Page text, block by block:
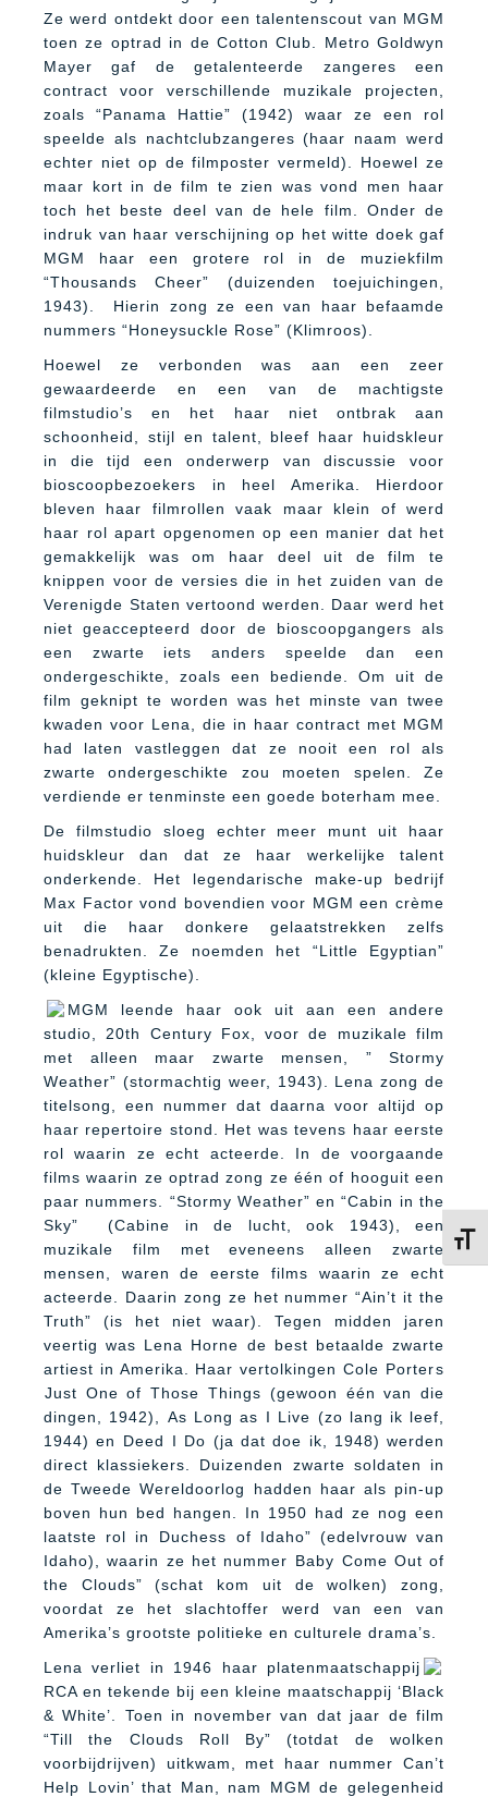
Ze werd ontdekt door een talentenscout van MGM
toen ze optrad in de Cotton Club. Metro Goldwyn
Mayer gaf de getalenteerde zangeres een
contract voor verschillende muzikale projecten,
zoals “Panama Hattie” (1942) waar ze een rol
speelde als nachtclubzangeres (haar naam werd
echter niet op de filmposter vermeld). Hoewel ze
maar kort in de film te zien was vond men haar
toch het beste deel van de hele film. Onder de
indruk van haar verschijning op het witte doek gaf
MGM haar een grotere rol in de muziekfilm
“Thousands Cheer” (duizenden toejuichingen,
1943). Hierin zong ze een van haar befaamde
nummers “Honeysuckle Rose” (Klimroos).
Hoewel ze verbonden was aan een zeer
gewaardeerde en een van de machtigste
filmstudio’s en het haar niet ontbrak aan
schoonheid, stijl en talent, bleef haar huidskleur
in die tijd een onderwerp van discussie voor
bioscoopbezoekers in heel Amerika. Hierdoor
bleven haar filmrollen vaak maar klein of werd
haar rol apart opgenomen op een manier dat het
gemakkelijk was om haar deel uit de film te
knippen voor de versies die in het zuiden van de
Verenigde Staten vertoond werden. Daar werd het
niet geaccepteerd door de bioscoopgangers als
een zwarte iets anders speelde dan een
ondergeschikte, zoals een bediende. Om uit de
film geknipt te worden was het minste van twee
kwaden voor Lena, die in haar contract met MGM
had laten vastleggen dat ze nooit een rol als
zwarte ondergeschikte zou moeten spelen. Ze
verdiende er tenminste een goede boterham mee.
De filmstudio sloeg echter meer munt uit haar
huidskleur dan dat ze haar werkelijke talent
onderkende. Het legendarische make-up bedrijf
Max Factor vond bovendien voor MGM een crème
uit die haar donkere gelaatstrekken zelfs
benadrukten. Ze noemden het “Little Egyptian”
(kleine Egyptische).
MGM leende haar ook uit aan een andere
studio, 20th Century Fox, voor de muzikale film
met alleen maar zwarte mensen, ” Stormy
Weather” (stormachtig weer, 1943). Lena zong de
titelsong, een nummer dat daarna voor altijd op
haar repertoire stond. Het was tevens haar eerste
rol waarin ze echt acteerde. In de voorgaande
films waarin ze optrad zong ze één of hooguit een
paar nummers. “Stormy Weather” en “Cabin in the
Sky” (Cabine in de lucht, ook 1943), een
muzikale film met eveneens alleen zwarte
mensen, waren de eerste films waarin ze echt
acteerde. Daarin zong ze het nummer “Ain’t it the
Truth” (is het niet waar). Tegen midden jaren
veertig was Lena Horne de best betaalde zwarte
artiest in Amerika. Haar vertolkingen Cole Porters
Just One of Those Things (gewoon één van die
dingen, 1942), As Long as I Live (zo lang ik leef,
1944) en Deed I Do (ja dat doe ik, 1948) werden
direct klassiekers. Duizenden zwarte soldaten in
de Tweede Wereldoorlog hadden haar als pin-up
boven hun bed hangen. In 1950 had ze nog een
laatste rol in Duchess of Idaho” (edelvrouw van
Idaho), waarin ze het nummer Baby Come Out of
the Clouds” (schat kom uit de wolken) zong,
voordat ze het slachtoffer werd van een van
Amerika’s grootste politieke en culturele drama’s.
Lena verliet in 1946 haar platenmaatschappij
RCA en tekende bij een kleine maatschappij ‘Black
& White’. Toen in november van dat jaar de film
“Till the Clouds Roll By” (totdat de wolken
voorbijdrijven) uitkwam, met haar nummer Can’t
Help Lovin’ that Man, nam MGM de gelegenheid